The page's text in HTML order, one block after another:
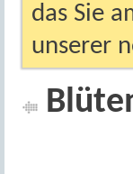
das Sie
unserer